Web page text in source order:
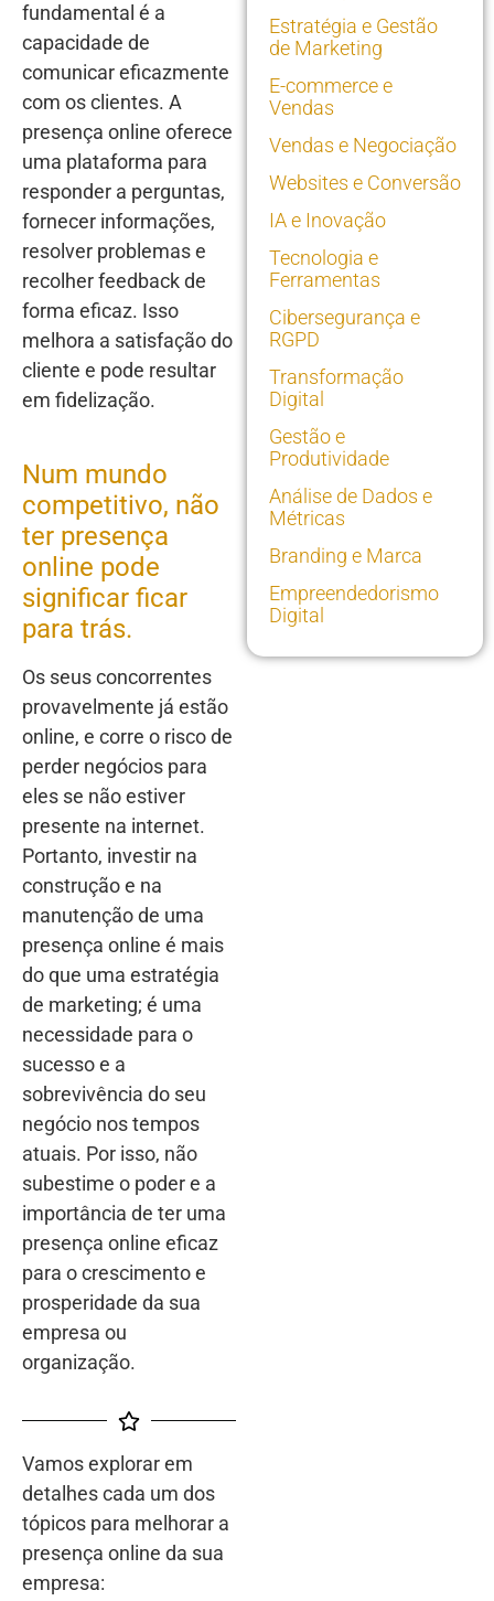
fundamental é a
capacidade de
comunicar eficazmente
com os clientes. A
presença online oferece
uma plataforma para
responder a perguntas,
fornecer informações,
resolver problemas e
recolher feedback de
forma eficaz. Isso
melhora a satisfação do
cliente e pode resultar
em fidelização.
Num mundo
competitivo, não
ter presença
online pode
significar ficar
para trás.
Os seus concorrentes
provavelmente já estão
online, e corre o risco de
perder negócios para
eles se não estiver
presente na internet.
Portanto, investir na
construção e na
manutenção de uma
presença online é mais
do que uma estratégia
de marketing; é uma
necessidade para o
sucesso e a
sobrevivência do seu
negócio nos tempos
atuais. Por isso, não
subestime o poder e a
importância de ter uma
presença online eficaz
para o crescimento e
prosperidade da sua
empresa ou
organização.
Vamos explorar em
detalhes cada um dos
tópicos para melhorar a
presença online da sua
empresa:
Estratégia e Gestão
de Marketing
E-commerce e
Vendas
Vendas e Negociação
Websites e Conversão
IA e Inovação
Tecnologia e
Ferramentas
Cibersegurança e
RGPD
Transformação
Digital
Gestão e
Produtividade
Análise de Dados e
Métricas
Branding e Marca
Empreendedorismo
Digital